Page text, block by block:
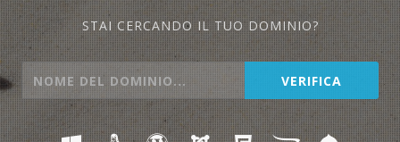
STAI CERCANDO IL TUO DOMINIO?